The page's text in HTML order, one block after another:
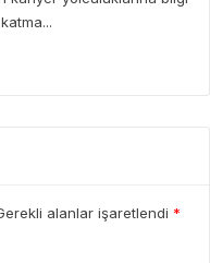
alanlar işaretlendi *